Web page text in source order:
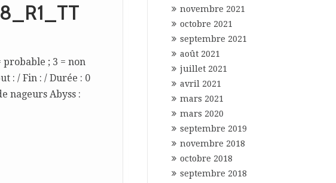
; 3 = non
: / Fin : / Durée : 0
nageurs Abyss :
novembre 2021
octobre 2021
septembre 2021
août 2021
juillet 2021
avril 2021
mars 2021
mars 2020
septembre 2019
novembre 2018
octobre 2018
septembre 2018